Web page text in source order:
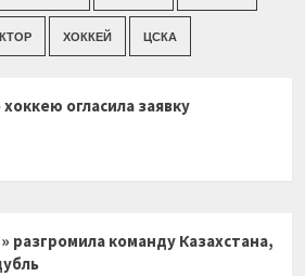
ХОККЕЙ ЦСКА
огласила заявку
разгромила команду Казахстана,